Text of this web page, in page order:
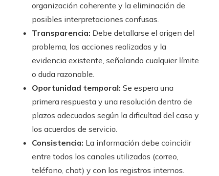
organización coherente y la eliminación de
posibles interpretaciones confusas.
Transparencia: Debe detallarse el origen del
problema, las acciones realizadas y la
evidencia existente, señalando cualquier límite
o duda razonable.
Oportunidad temporal: Se espera una
primera respuesta y una resolución dentro de
plazos adecuados según la dificultad del caso y
los acuerdos de servicio.
Consistencia: La información debe coincidir
entre todos los canales utilizados (correo,
teléfono, chat) y con los registros internos.